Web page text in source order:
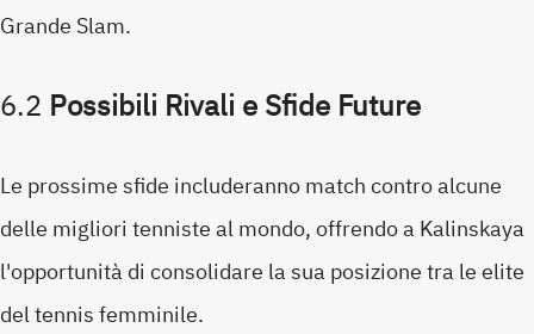
Grande Slam.
6.2 Possibili Rivali e Sfide Future
Le prossime sfide includeranno match contro alcune
delle migliori tenniste al mondo, offrendo a Kalinskaya
l'opportunità di consolidare la sua posizione tra le elite
del tennis femminile.